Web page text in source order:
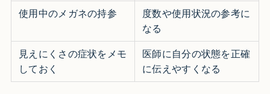
使用中のメガネの持参
度数や使用状況の参考に
なる
見えにくさの症状をメモ
しておく
医師に自分の状態を正確
に伝えやすくなる